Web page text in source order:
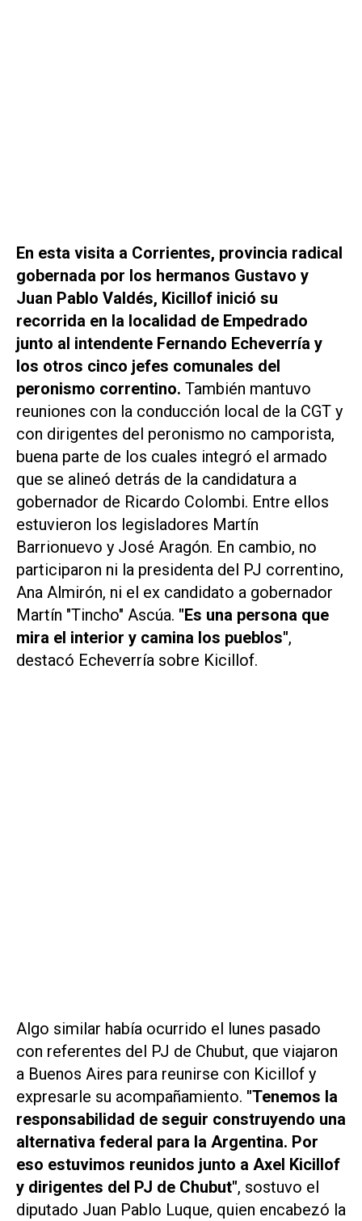
En esta visita a Corrientes, provincia radical
gobernada por los hermanos Gustavo y
Juan Pablo Valdés, Kicillof inició su
recorrida en la localidad de Empedrado
junto al intendente Fernando Echeverría y
los otros cinco jefes comunales del
peronismo correntino. También mantuvo
reuniones con la conducción local de la CGT y
con dirigentes del peronismo no camporista,
buena parte de los cuales integró el armado
que se alineó detrás de la candidatura a
gobernador de Ricardo Colombi. Entre ellos
estuvieron los legisladores Martín
Barrionuevo y José Aragón. En cambio, no
participaron ni la presidenta del PJ correntino,
Ana Almirón, ni el ex candidato a gobernador
Martín "Tincho" Ascúa. "Es una persona que
mira el interior y camina los pueblos",
destacó Echeverría sobre Kicillof.
Algo similar había ocurrido el lunes pasado
con referentes del PJ de Chubut, que viajaron
a Buenos Aires para reunirse con Kicillof y
expresarle su acompañamiento. "Tenemos la
responsabilidad de seguir construyendo una
alternativa federal para la Argentina. Por
eso estuvimos reunidos junto a Axel Kicillof
y dirigentes del PJ de Chubut", sostuvo el
diputado Juan Pablo Luque, quien encabezó la